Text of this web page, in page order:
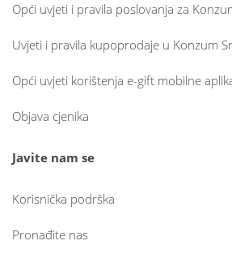
Opći uvjeti i pravila poslovanja za
Uvjeti i pravila kupoprodaje u Konzum
Opći uvjeti korištenja e-gift mobilne
Objava cjenika
Javite nam se
Korisnička podrška
Pronađite nas